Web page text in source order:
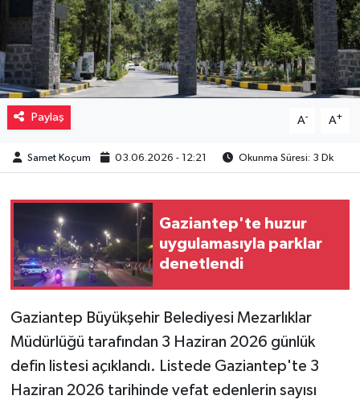
Paylaş A- A+
Samet Koçum 03.06.2026 - 12:21 Okunma Süresi: 3 Dk
Gaziantep'te huzur
uygulamasıyla parklar
denetlendi
Gaziantep Büyükşehir Belediyesi Mezarlıklar
Müdürlüğü tarafından 3 Haziran 2026 günlük
defin listesi açıklandı. Listede Gaziantep'te 3
Haziran 2026 tarihinde vefat edenlerin sayısı
Resmi İlanlar
Sağlık
Sinemalar
Siyaset
Spor
Teknoloji
Türkiye
Video Haber
Yaşam